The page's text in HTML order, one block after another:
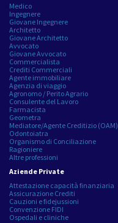
Medico
Ingegnere
Giovane Ingegnere
Architetto
Giovane Architetto
Avvocato
Giovane Avvocato
Commercialista
Crediti Commerciali
Agente immobiliare
Agenzia di viaggio
Agronomo / Perito Agrario
Consulente del Lavoro
Farmacista
Geometra
Mediatore/Agente Creditizio (OAM)
Odontoiatra
Organismo di Conciliazione
Ragioniere
Altre professioni
Aziende Private
Attestazione capacità finanziaria
Assicurazione Crediti
Cauzioni e fidejussioni
Convenzione FIDI
Ospedali e cliniche